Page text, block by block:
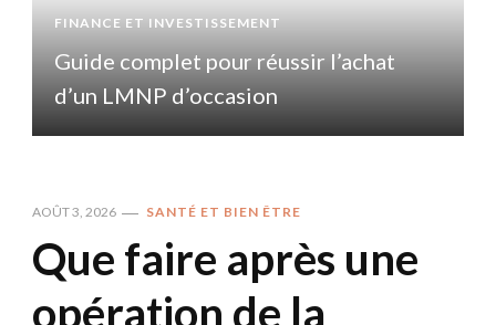
FINANCE ET INVESTISSEMENT
Guide complet pour réussir l’achat
d’un LMNP d’occasion
AOÛT 3, 2026 SANTÉ ET BIEN ÊTRE
Que faire après une
opération de la